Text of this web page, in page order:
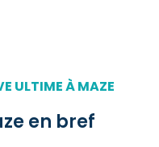
ULTIME À MAZE
en bref